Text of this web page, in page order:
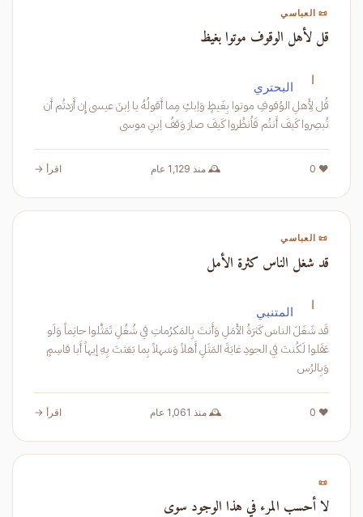
📜 العباسي
قل لأهل الوقوف موتوا بغيظ
ا البحتري
قُل لِأَهلِ الوُقوفِ موتوا بِغَيظٍ وَاِبكِ مِما أَقولُهُ يا اِبنَ عيسى إِن أَرَدتُم أَن
تُبصِروا كَيفَ أَنتُم فَاُنظُروا كَيفَ صارَ وَقفُ اِبنِ موسى
❤️ 0 🕰️ منذ 1,129 عام اقرأ →
📜 العباسي
قد شغل الناس كثرة الأمل
ا المتنبي
قَد شَغَلَ الناسَ كَثرَةُ الأَمَلِ وَأَنتَ بِالمَكرُماتِ في شُغُلِ تَمَثَّلوا حاتِماً وَلَو
عَقَلوا لَكُنتَ في الجودِ غايَةَ المَثَلِ أَهلاً وَسَهلاً بِما بَعَثتَ بِهِ إيهاً أَبا قاسِمٍ
وَبِالرُس
❤️ 0 🕰️ منذ 1,061 عام اقرأ →
📜
لا أحسب المرء في هذا الوجود سوى